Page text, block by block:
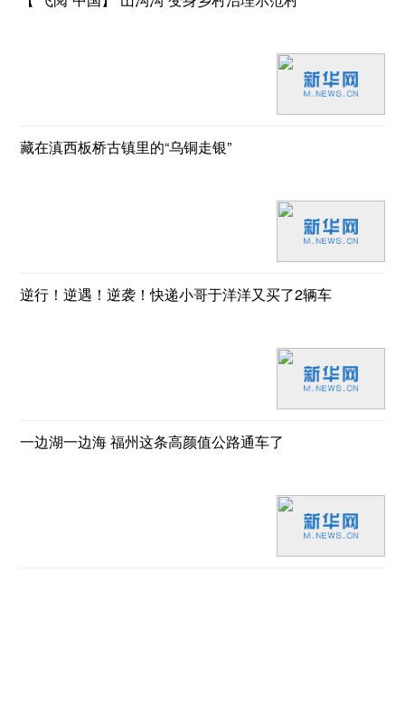
藏在滇西板桥古镇里的“乌铜走银”
逆行！逆遇！逆袭！快递小哥于洋洋又买了2辆车
一边湖一边海 福州这条高颜值公路通车了